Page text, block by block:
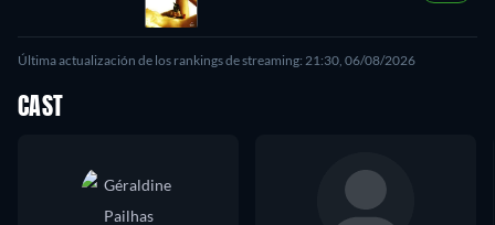
Última actualización de los rankings de streaming: 21:30, 06/08/2026
CAST